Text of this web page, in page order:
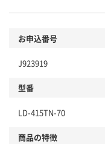
お申込番号
J923919
型番
LD-415TN-70
商品の特徴